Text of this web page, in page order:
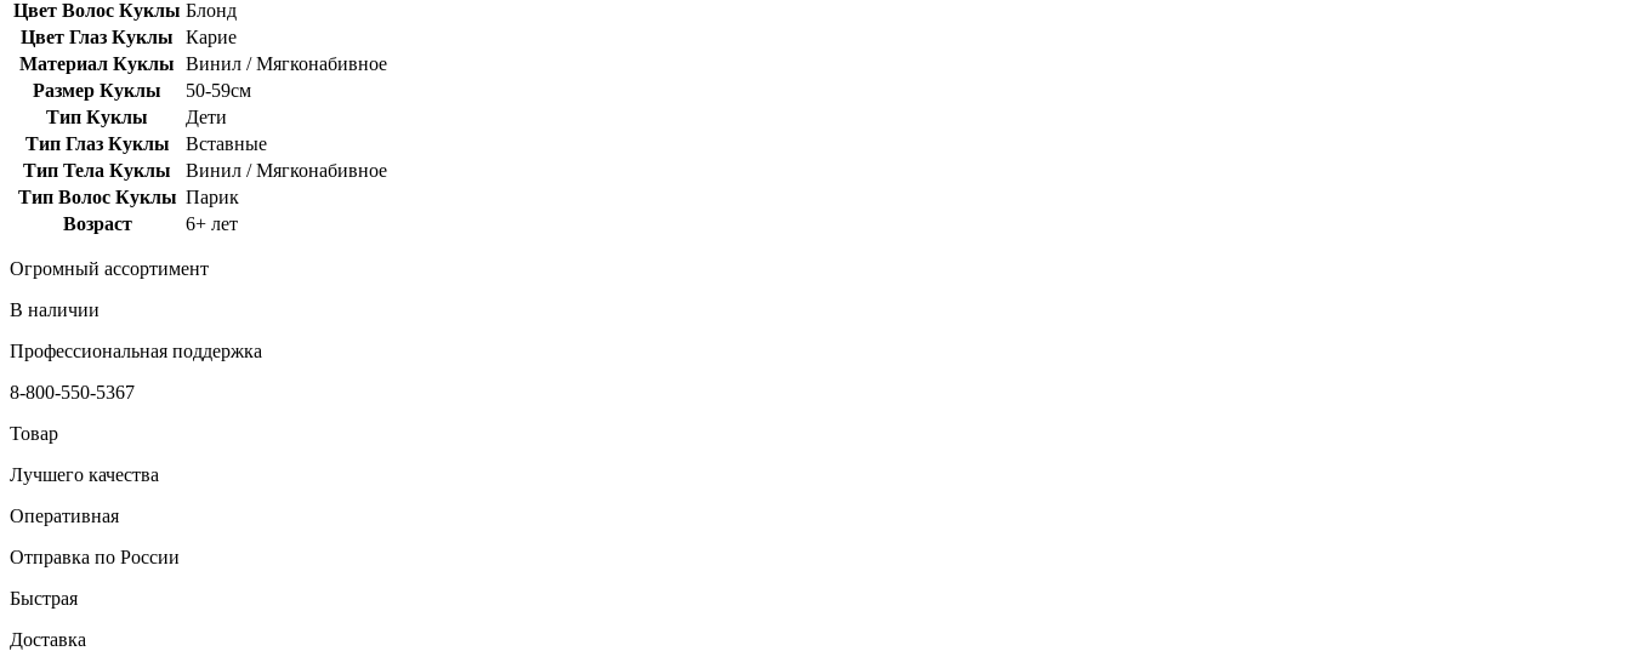
Цвет Волос Куклы Блонд
Цвет Глаз Куклы
Карие
Материал Куклы Винил / Мягконабивное
Размер Куклы
50-59см
Тип Куклы
Дети
Тип Глаз Куклы
Вставные
Тип Тела Куклы
Винил / Мягконабивное
Тип Волос Куклы Парик
Возраст
6+ лет
Огромный ассортимент
В наличии
Профессиональная поддержка
8-800-550-5367
Товар
Лучшего качества
Оперативная
Отправка по России
Быстрая
Доставка